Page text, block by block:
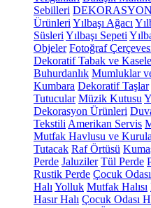
Sebilleri
Ürünleri Yılbaşı Ağacı
Süsleri Yılbaşı Sepeti
Objeler Fotoğraf
Dekoratif Tabak ve
Buhurdanlık Mumluklar
Kumbara Dekoratif Taşlar
Tutucular Müzik Kutusu
Dekorasyon Ürünleri
Tekstili Amerikan Servis
Mutfak Havlusu ve
Tutacak Raf Örtüsü
Perde Jaluziler Tül Perde
Rustik Perde Çocuk
Halı Yolluk Mutfak Halısı
Hasır Halı Çocuk Odası